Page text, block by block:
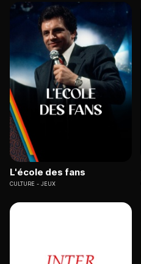
L'école des fans
CULTURE JEUX